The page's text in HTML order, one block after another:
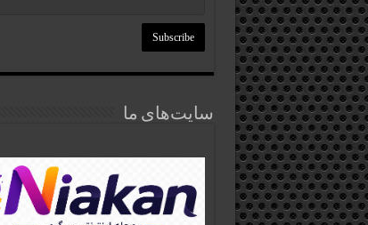
سایت‌های ما